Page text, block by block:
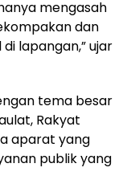
mengasah
dan
lapangan,” ujar
tema besar
Rakyat
aparat yang
publik yang